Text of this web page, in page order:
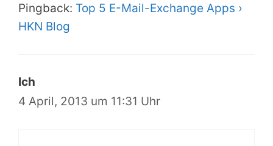
Pingback: Top 5 E-Mail-Exchange Apps ›
HKN Blog
Ich
4 April, 2013 um 11:31 Uhr